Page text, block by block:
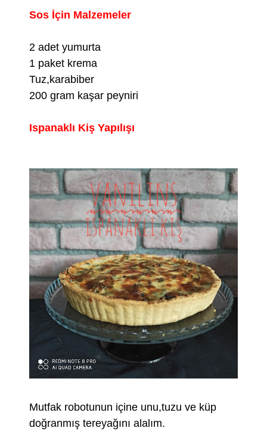
Sos İçin Malzemeler
2 adet yumurta
1 paket krema
Tuz,karabiber
200 gram kaşar peyniri
Ispanaklı Kiş Yapılışı
Mutfak robotunun içine unu,tuzu ve küp
doğranmış tereyağını alalım.